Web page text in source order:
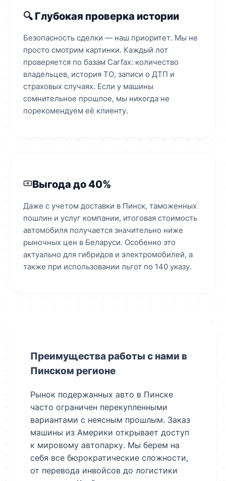
🔍 Глубокая проверка истории
Безопасность сделки — наш приоритет. Мы не
просто смотрим картинки. Каждый лот
проверяется по базам Carfax: количество
владельцев, история ТО, записи о ДТП и
страховых случаях. Если у машины
сомнительное прошлое, мы никогда не
порекомендуем её клиенту.
Выгода до 40%
Даже с учетом доставки в Пинск, таможенных
пошлин и услуг компании, итоговая стоимость
автомобиля получается значительно ниже
рыночных цен в Беларуси. Особенно это
актуально для гибридов и электромобилей, а
также при использовании льгот по 140 указу.
Преимущества работы с нами в
Пинском регионе
Рынок подержанных авто в Пинске
часто ограничен перекупленными
вариантами с неясным прошлым. Заказ
машины из Америки открывает доступ
к мировому автопарку. Мы берем на
себя все бюрократические сложности,
от перевода инвойсов до логистики